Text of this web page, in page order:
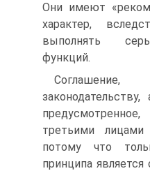
Они имеют
характер,
выполнять
функций.
Соглашение,
третьими
потому что
принципа